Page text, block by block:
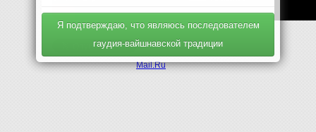
Mail.Ru
Я подтверждаю, что являюсь последователем
гаудия-вайшнавской традиции